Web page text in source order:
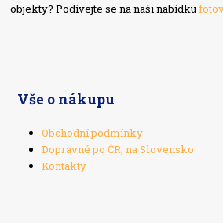
objekty? Podívejte se na naši nabídku
Vše o nákupu
Obchodní podmínky
Dopravné po ČR, na Slovensko
Kontakty